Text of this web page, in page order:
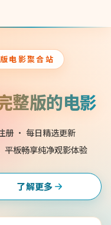
电影聚合站
整版的电影
册 · 每日精选更新
平板畅享纯净观影体验
了解更多